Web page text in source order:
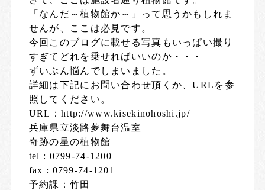
「なんだ～植物館か～」って思うかもしれま
せんが、ここは必見です。
今回このブログに載せる写真もいっぱい撮り
すぎてどれを乗せればいいのか・・・
ずいぶん悩んでしまいました。
詳細は下記にお問い合わせ頂くか、URLを参
照してください。
URL：http://www.kisekinohoshi.jp/
兵庫県立淡路夢舞台温室
奇跡の星の植物館
tel : 0799-74-1200
fax : 0799-74-1201
予約課：竹田